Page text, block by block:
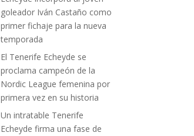
goleador Iván Castaño como
primer fichaje para la nueva
temporada
El Tenerife Echeyde se
proclama campeón de la
Nordic League femenina por
primera vez en su historia
Un intratable Tenerife
Echeyde firma una fase de